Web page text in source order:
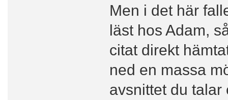
Men i det här
läst hos Adam,
citat direkt
ned en massa
avsnittet du talar